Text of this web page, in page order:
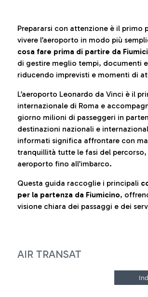
Prepararsi con attenzione è il primo
vivere l’aeroporto in modo più
cosa fare prima di partire da
di gestire meglio tempi, documenti
riducendo imprevisti e momenti di
L’aeroporto Leonardo da Vinci è il
internazionale di Roma e
giorno milioni di passeggeri in
destinazioni nazionali e
informati significa affrontare con
tranquillità tutte le fasi del percorso,
aeroporto fino all’imbarco.
Questa guida raccoglie i principali
per la partenza da Fiumicino,
visione chiara dei passaggi e dei
AIR TRANSAT